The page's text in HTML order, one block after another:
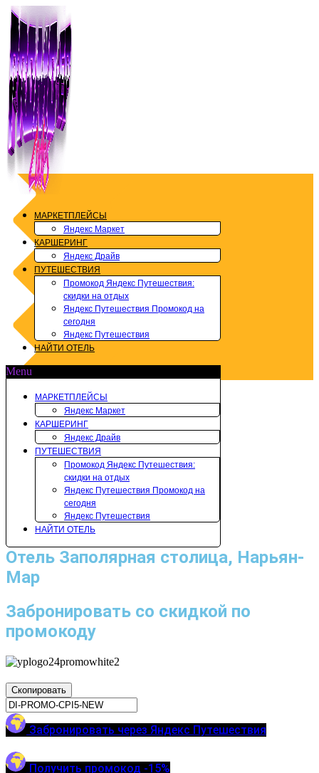
Перейти
содержимому
МАРКЕТПЛЕЙСЫ
Яндекс Маркет
КАРШЕРИНГ
Яндекс Драйв
ПУТЕШЕСТВИЯ
Промокод Яндекс Путешествия:
скидки на отдых
Яндекс Путешествия Промокод на
сегодня
Яндекс Путешествия
НАЙТИ ОТЕЛЬ
Menu
МАРКЕТПЛЕЙСЫ
Яндекс Маркет
КАРШЕРИНГ
Яндекс Драйв
ПУТЕШЕСТВИЯ
Промокод Яндекс Путешествия:
скидки на отдых
Яндекс Путешествия Промокод на
сегодня
Яндекс Путешествия
НАЙТИ ОТЕЛЬ
Отель Заполярная столица, Нарьян-
Мар
Забронировать со скидкой по
промокоду
Скопировать
Забронировать через Яндекс Путешествия
Получить промокод -15%